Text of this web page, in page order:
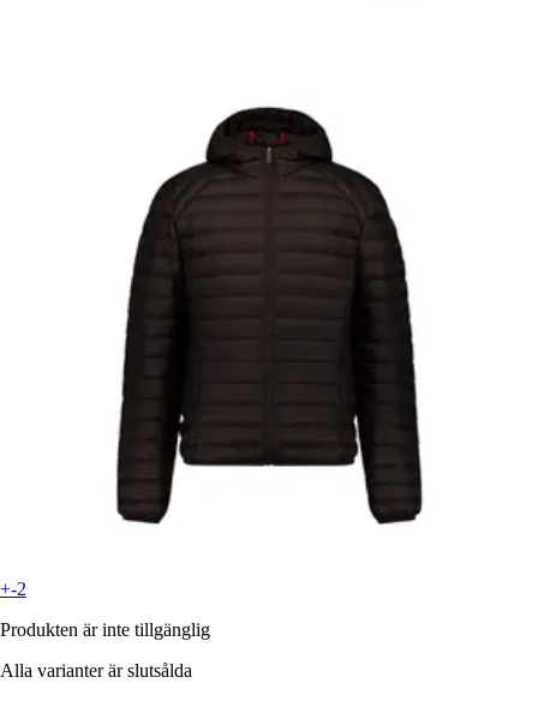
+-2
Produkten är inte tillgänglig
Alla varianter är slutsålda